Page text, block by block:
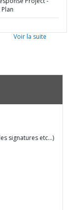
Voir la suite
signatures etc…)